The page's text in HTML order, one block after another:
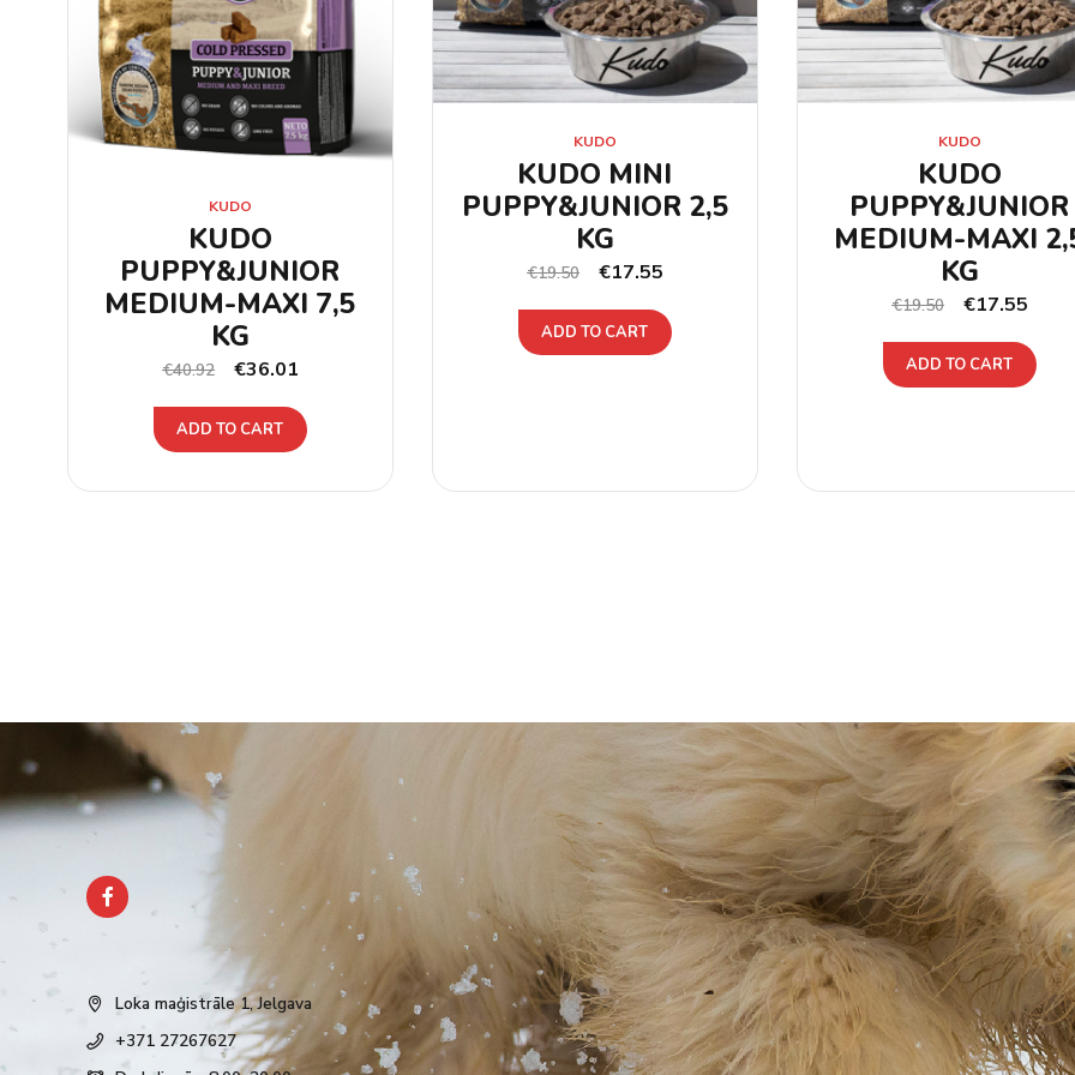
KUDO
KUDO
PUPPY&JUNIOR
MEDIUM-MAXI 7,5
KG
€40.92 €36.01
ADD TO CART
KUDO
KUDO MINI
PUPPY&JUNIOR 2,5
KG
€19.50 €17.55
ADD TO CART
KUDO
KUDO
PUPPY&JUNIOR
MEDIUM-MAXI
KG
€19.50 €17.55
ADD TO CART
Loka maģistrāle 1, Jelgava
+371 27267627